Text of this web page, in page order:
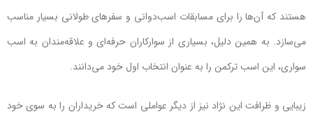
هستند که آن‌ها را برای مسابقات اسب‌دوانی و سفرهای طولانی بسیار مناسب
می‌سازد. به همین دلیل، بسیاری از سوارکاران حرفه‌ای و علاقه‌مندان به اسب‌
سواری، این اسب ترکمن را به عنوان انتخاب اول خود می‌دانند.
زیبایی و ظرافت این نژاد نیز از دیگر عواملی است که خریداران را به سوی خود